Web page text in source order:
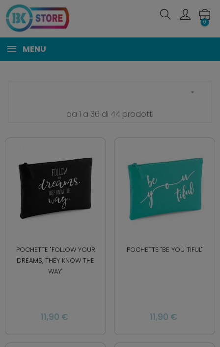
0
MENU

da 1 a 36 di 44 prodotti
POCHETTE "FOLLOW YOUR
DREAMS, THEY KNOW THE
WAY"
11,90 €
POCHETTE "BE YOU TIFUL"
11,90 €